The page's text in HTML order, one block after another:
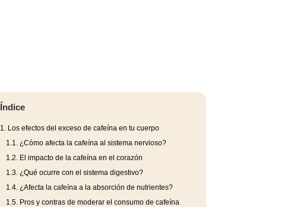
Índice
1.
Los efectos del exceso de cafeína en tu cuerpo
1.1.
¿Cómo afecta la cafeína al sistema nervioso?
1.2. El impacto de la cafeína en el corazón
1.3. ¿Qué ocurre con el sistema digestivo?
1.4. ¿Afecta la cafeína a la absorción de nutrientes?
1.5. Pros y contras de moderar el consumo de cafeína